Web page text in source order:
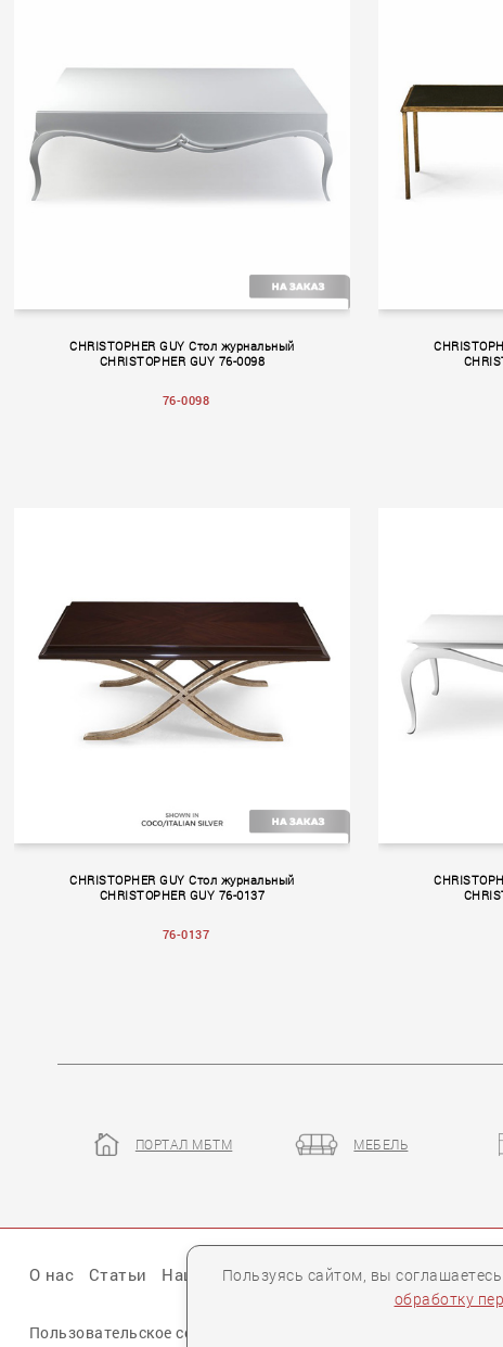
Volume II
Volume II
CHRISTOPHER GUY Стол журнальный
CHRISTOPHER GUY 76-0098
76-0098
Volume II
CHRISTOPHER GUY Стол журнальный
CHRISTOPHER GUY 76-0137
76-0137
Пользуясь сайтом, вы
обработку
ПОРТАЛ МБТМ МЕБЕЛЬ
О нас Статьи Наши презентации Бренды Партнеры
Пользовательское соглашение